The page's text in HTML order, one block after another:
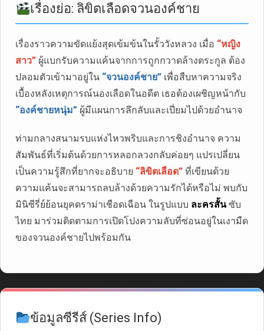
เรื่องย่อ: ลิขิตเลือดจวนองค์ชาย
เรื่องราวความขัดแย้งสุดเข้มข้นในรั้ววังหลวง เมื่อ “หญิง
สาว” ผู้แบกรับความแค้นจากการถูกกวาดล้างตระกูล ต้อง
ปลอมตัวเข้ามาอยู่ใน “จวนองค์ชาย” เพื่อสืบหาความจริง
เบื้องหลังเหตุการณ์นองเลือดในอดีต เธอต้องเผชิญหน้ากับ
“องค์ชายหนุ่ม” ผู้มีแผนการลึกลับและเปี่ยมไปด้วยอำนาจ
ท่ามกลางสนามรบแห่งไหวพริบและการชิงอำนาจ ความ
สัมพันธ์ที่เริ่มต้นด้วยการหลอกลวงกลับค่อยๆ แปรเปลี่ยน
เป็นความรู้สึกที่ยากจะอธิบาย “ลิขิตเลือด” ที่เขียนด้วย
ความแค้นจะสามารถลบล้างด้วยความรักได้หรือไม่ พบกับ
มินิซีรี่ย์ย้อนยุคดราม่าเชือดเฉือน ในรูปแบบ ละครสั้นซับ
ไทย มาร่วมติดตามการเปิดโปงความลับที่ซ่อนอยู่ในเงามืด
ของจวนองค์ชายไปพร้อมกัน
ข้อมูลซีรีส์ (Series Info)